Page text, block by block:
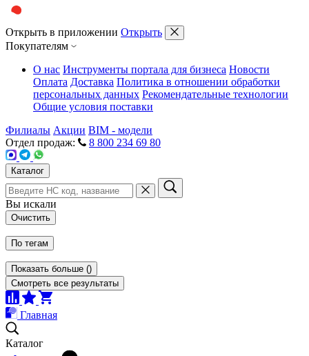
Открыть в приложении Открыть
Покупателям
О нас Инструменты портала для бизнеса Новости
Оплата Доставка Политика в отношении обработки
персональных данных Рекомендательные технологии
Общие условия поставки
Филиалы Акции BIM - модели
Отдел продаж:
8 800 234 69 80
Каталог
Вы искали
Очистить
По тегам
Показать больше ()
Смотреть все результаты
Главная
Каталог